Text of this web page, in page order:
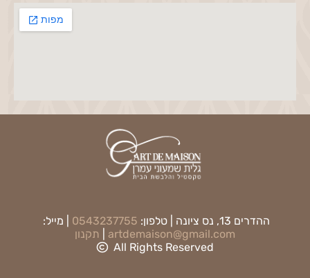
ההדרים 13, נס ציונה | טלפון: 0543237755 | מייל:
artdemaison@gmail.com
תקנון
All Rights Reserved